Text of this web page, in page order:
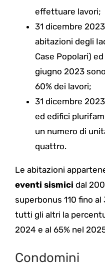
effettuare lavori;
31 dicembre
abitazioni degli
Case Popolari)
giugno 2023
60% dei lavori;
31 dicembre
ed edifici
un numero di
quattro.
Le abitazioni
eventi sismici dal
superbonus 110 fino
tutti gli altri la
2024 e al 65% nel
Condomini